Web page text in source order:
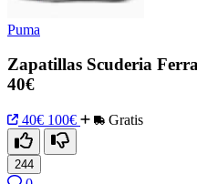
Puma
Zapatillas Scuderia
40€
40€ 100€ Gratis
244